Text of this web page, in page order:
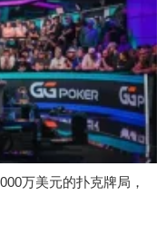
万美元的扑克牌局，